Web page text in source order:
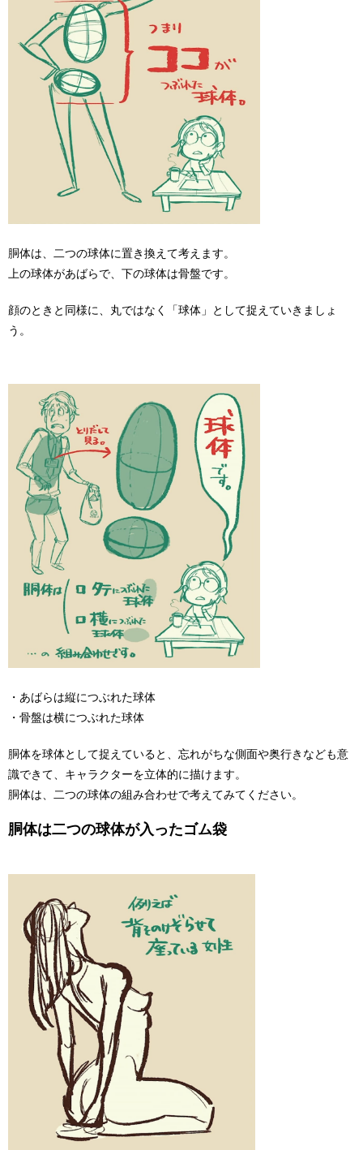
胴体は、二つの球体に置き換えて考えます。
上の球体があばらで、下の球体は骨盤です。
顔のときと同様に、丸ではなく「球体」として捉えていきましょ
う。
・あばらは縦につぶれた球体
・骨盤は横につぶれた球体
胴体を球体として捉えていると、忘れがちな側面や奥行きなども意
識できて、キャラクターを立体的に描けます。
胴体は、二つの球体の組み合わせで考えてみてください。
胴体は二つの球体が入ったゴム袋